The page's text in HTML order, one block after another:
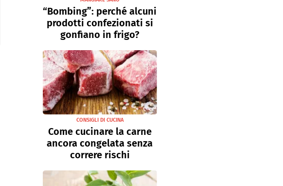
“Bombing”: perché alcuni
prodotti confezionati si
gonfiano in frigo?
CONSIGLI DI CUCINA
Come cucinare la carne
ancora congelata senza
correre rischi